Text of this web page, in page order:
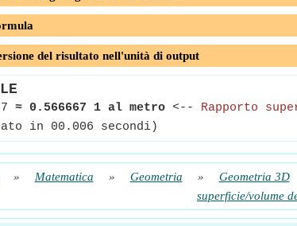
del risultato nell'unità di output
≈ 0.566667 1 al metro <-- Rapporto
in 00.006 secondi)
» Matematica » Geometria » Geometria 3D
superficie/volume